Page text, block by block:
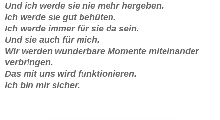
Und ich werde sie nie mehr hergeben.
Ich werde sie gut behüten.
Ich werde immer für sie da sein.
Und sie auch für mich.
Wir werden wunderbare Momente miteinander
verbringen.
Das mit uns wird funktionieren.
Ich bin mir sicher.